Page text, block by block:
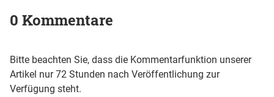
0 Kommentare
Bitte beachten Sie, dass die Kommentarfunktion unserer
Artikel nur 72 Stunden nach Veröffentlichung zur
Verfügung steht.